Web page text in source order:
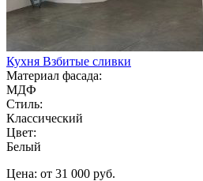
Кухня Взбитые сливки
Материал фасада:
МДФ
Стиль:
Классический
Цвет:
Белый
Цена: от 31 000 руб.